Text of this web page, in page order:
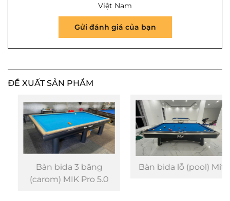
Việt Nam
Gửi đánh giá của bạn
ĐỀ XUẤT SẢN PHẨM
Bàn bida 3 băng
(carom) MIK Pro 5.0
Bàn bida lỗ (pool) Mít